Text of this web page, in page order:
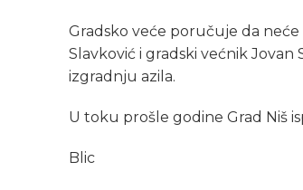
Gradsko veće poručuje da
Slavković i gradski većnik
izgradnju azila.
U toku prošle godine Grad Niš
Blic